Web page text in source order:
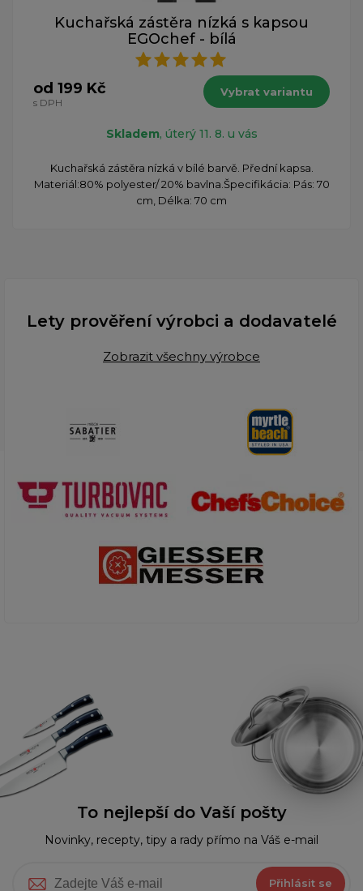
Kuchařská zástěra nízká s kapsou
EGOchef - bílá
od 199 Kč
s DPH
Vybrat variantu
Skladem, úterý 11. 8. u vás
Kuchařská zástěra nízká v bílé barvě. Přední kapsa.
Materiál:80% polyester/ 20% bavlna.Špecifikácia: Pás: 70
cm, Délka: 70 cm
Lety prověření výrobci a dodavatelé
Zobrazit všechny výrobce
To nejlepší do Vaší pošty
Novinky, recepty, tipy a rady přímo na Váš e-mail
Přihlásit se